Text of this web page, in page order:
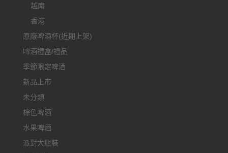
越南
香港
原廠啤酒杯(近期上架)
啤酒禮盒/禮品
季節限定啤酒
新品上市
未分類
棕色啤酒
水果啤酒
派對大瓶裝